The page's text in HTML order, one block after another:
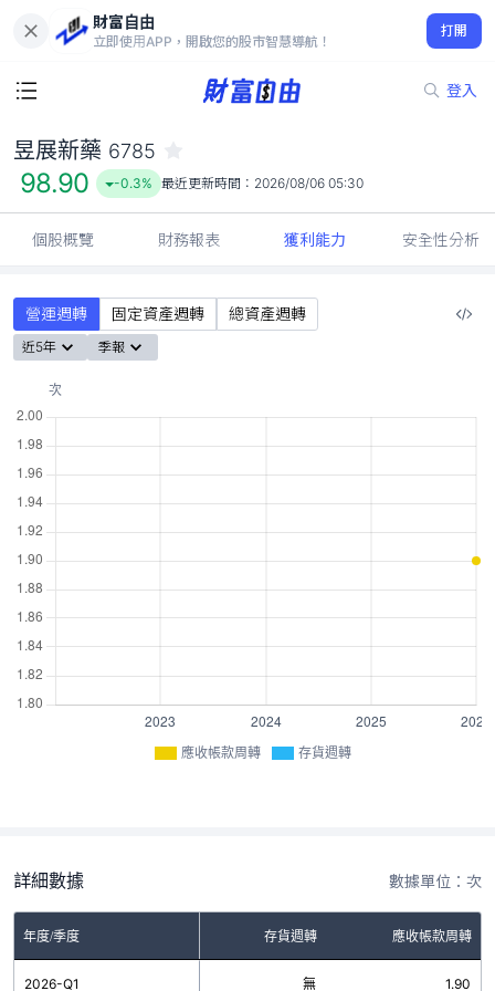
財富自由
立即使用APP，開啟您的股市智慧導航！
打開
登入
98.90
-0.3%
昱展新藥 6785
98.90 -0.3% 最近更新時間： 2026/08/06 05:30
個股概覽 財務報表 獲利能力 安全性分析
營運週轉 固定資產週轉 總資產週轉
近5年 季報
應收帳款周轉 存貨週轉
詳細數據 數據單位：次
年度/季度 存貨週轉 應收帳款周轉
2026-Q1 無 1.90